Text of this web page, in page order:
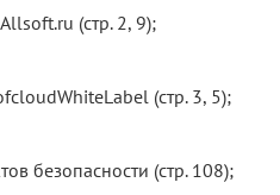
(стр. 2, 9);
(стр. 3, 5);
безопасности (стр. 108);